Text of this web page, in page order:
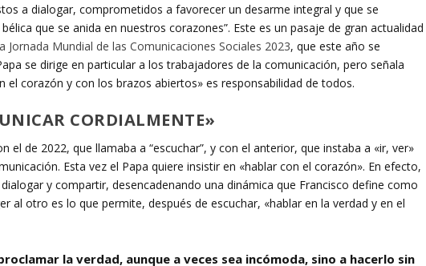
a dialogar, comprometidos a favorecer un desarme integral y que se
que se anida en nuestros corazones”. Este es un pasaje de gran actualidad
Jornada Mundial de las Comunicaciones Sociales 2023, que este año se
se dirige en particular a los trabajadores de la comunicación, pero señala
el corazón y con los brazos abiertos» es responsabilidad de todos.
CORDIALMENTE»
el de 2022, que llamaba a “escuchar”, y con el anterior, que instaba a «ir, ver»
Esta vez el Papa quiere insistir en «hablar con el corazón». En efecto,
y compartir, desencadenando una dinámica que Francisco define como
al otro es lo que permite, después de escuchar, «hablar en la verdad y en el
la verdad, aunque a veces sea incómoda, sino a hacerlo sin